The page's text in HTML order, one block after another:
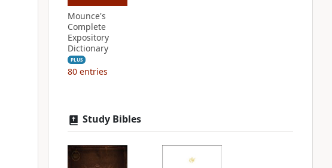
Mounce's
Complete
Expository
Dictionary
PLUS
80 entries
Study Bibles